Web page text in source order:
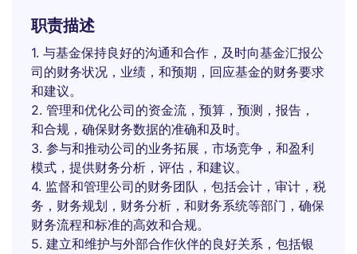
职责描述
1. 与基金保持良好的沟通和合作，及时向基金汇报公
司的财务状况，业绩，和预期，回应基金的财务要求
和建议。
2. 管理和优化公司的资金流，预算，预测，报告，
和合规，确保财务数据的准确和及时。
3. 参与和推动公司的业务拓展，市场竞争，和盈利
模式，提供财务分析，评估，和建议。
4. 监督和管理公司的财务团队，包括会计，审计，税
务，财务规划，财务分析，和财务系统等部门，确保
财务流程和标准的高效和合规。
5. 建立和维护与外部合作伙伴的良好关系，包括银